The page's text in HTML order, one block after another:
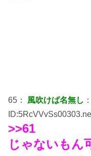
65： 風吹けば名無し
>>61
じゃないもん